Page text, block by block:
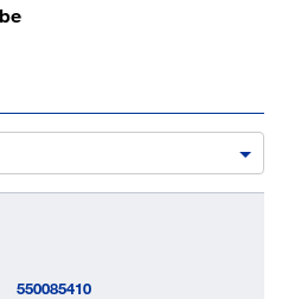
550085410